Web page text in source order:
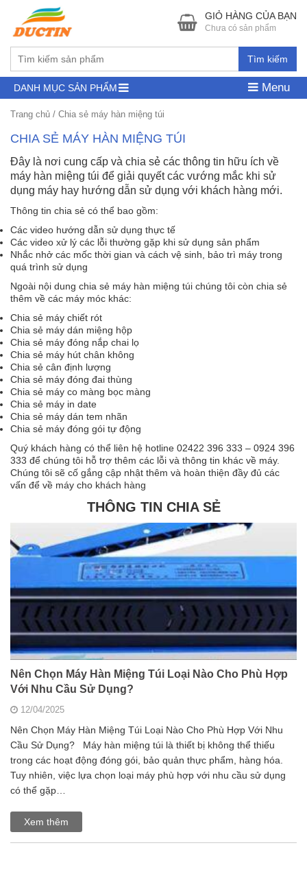
Tìm kiếm
GIỎ HÀNG CỦA BẠN
Chưa có sản phẩm
DANH MỤC SẢN PHẨM Menu
Trang chủ / Chia sẻ máy hàn miệng túi
CHIA SẺ MÁY HÀN MIỆNG TÚI
Đây là nơi cung cấp và chia sẻ các thông tin hữu ích về
máy hàn miệng túi để giải quyết các vướng mắc khi sử
dụng máy hay hướng dẫn sử dụng với khách hàng mới.
Thông tin chia sẻ có thể bao gồm:
Các video hướng dẫn sử dụng thực tế
Các video xử lý các lỗi thường gặp khi sử dụng sản phẩm
Nhắc nhở các mốc thời gian và cách vệ sinh, bảo trì máy trong
quá trình sử dụng
Ngoài nội dung chia sẻ máy hàn miệng túi chúng tôi còn chia sẻ
thêm về các máy móc khác:
Chia sẻ máy chiết rót
Chia sẻ máy dán miệng hộp
Chia sẻ máy đóng nắp chai lọ
Chia sẻ máy hút chân không
Chia sẻ cân định lượng
Chia sẻ máy đóng đai thùng
Chia sẻ máy co màng bọc màng
Chia sẻ máy in date
Chia sẻ máy dán tem nhãn
Chia sẻ máy đóng gói tự động
Quý khách hàng có thể liên hệ hotline 02422 396 333 – 0924 396
333 để chúng tôi hỗ trợ thêm các lỗi và thông tin khác về máy.
Chúng tôi sẽ cố gắng cập nhật thêm và hoàn thiện đầy đủ các
vấn để về máy cho khách hàng
THÔNG TIN CHIA SẺ
Nên Chọn Máy Hàn Miệng Túi Loại Nào Cho Phù Hợp
Với Nhu Cầu Sử Dụng?
12/04/2025
Nên Chọn Máy Hàn Miệng Túi Loại Nào Cho Phù Hợp Với Nhu
Cầu Sử Dụng? Máy hàn miệng túi là thiết bị không thể thiếu
trong các hoạt động đóng gói, bảo quản thực phẩm, hàng hóa.
Tuy nhiên, việc lựa chọn loại máy phù hợp với nhu cầu sử dụng
có thể gặp…
Xem thêm